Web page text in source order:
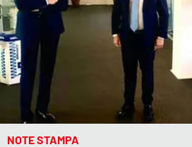
NOTE STAMPA